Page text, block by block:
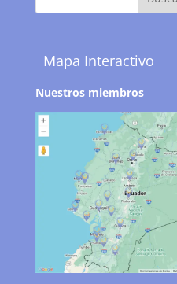
Mapa Interactivo
Nuestros miembros